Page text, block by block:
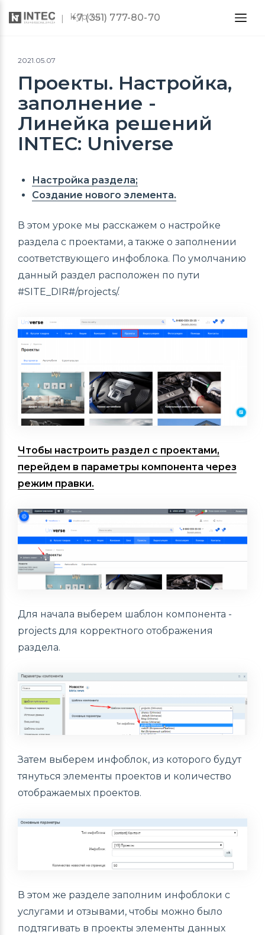
Курсы
+7 (351) 777-80-70
2021.05.07
Проекты. Настройка,
заполнение -
Линейка решений
INTEC: Universe
Настройка раздела;
Создание нового элемента.
В этом уроке мы расскажем о настройке
раздела с проектами, а также о заполнении
соответствующего инфоблока. По умолчанию
данный раздел расположен по пути
#SITE_DIR#/projects/.
Чтобы настроить раздел с проектами,
перейдем в параметры компонента через
режим правки.
Для начала выберем шаблон компонента -
projects для корректного отображения
раздела.
Затем выберем инфоблок, из которого будут
тянуться элементы проектов и количество
отображаемых проектов.
В этом же разделе заполним инфоблоки с
услугами и отзывами, чтобы можно было
подтягивать в проекты элементы данных